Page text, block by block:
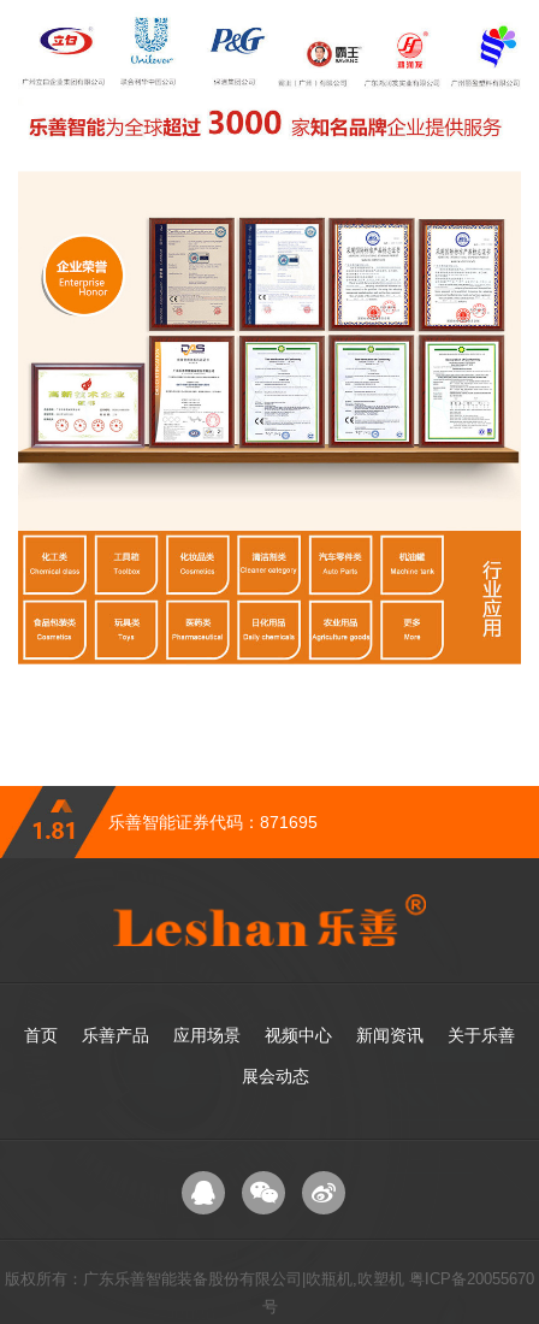
乐善智能证券代码：871695
首页 乐善产品 应用场景 视频中心 新闻资讯 关于乐善
展会动态
版权所有：广东乐善智能装备股份有限公司|吹瓶机,吹塑机 粤ICP备20055670
号